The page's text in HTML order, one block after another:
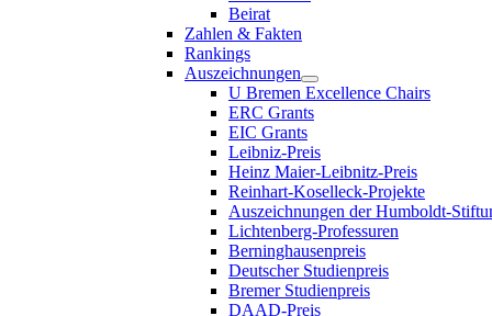
Beirat
Zahlen & Fakten
Rankings
Auszeichnungen
U Bremen Excellence Chairs
ERC Grants
EIC Grants
Leibniz-Preis
Heinz Maier-Leibnitz-Preis
Reinhart-Koselleck-Projekte
Auszeichnungen der Humboldt-
Lichtenberg-Professuren
Berninghausenpreis
Deutscher Studienpreis
Bremer Studienpreis
DAAD-Preis